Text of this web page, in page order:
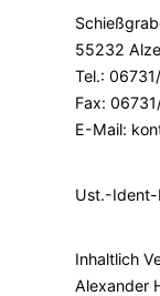
55232
Tel.:
Fax:
E-Mail:
Ust.-
Inhaltlich
Alexander